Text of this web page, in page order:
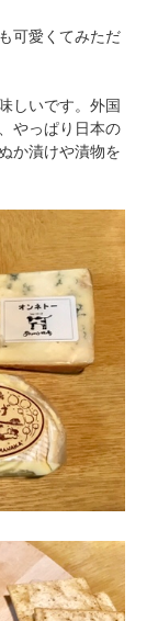
可愛くてみただ
しいです。外国
やっぱり日本の
か漬けや漬物を